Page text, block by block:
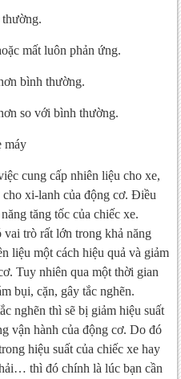
mất luôn phản ứng.
bình thường.
so với bình thường.
máy
cung cấp nhiên liệu cho xe,
xi-lanh của động cơ. Điều
tăng tốc của chiếc xe.
trò rất lớn trong khả năng
liệu một cách hiệu quả và giảm
Tuy nhiên qua một thời gian
bụi, cặn, gây tắc nghẽn.
nghẽn thì sẽ bị giảm hiệu suất
vận hành của động cơ. Do đó
hiệu suất của chiếc xe hay
thì đó chính là lúc bạn cần